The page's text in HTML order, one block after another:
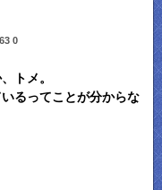
0
トメ。
るってことが分からな